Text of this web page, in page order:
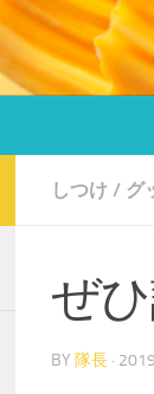
しつけ / グ
ぜ
BY 隊長 ·